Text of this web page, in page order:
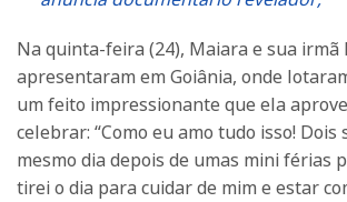
Na quinta-feira (24), Maiara e sua irmã
apresentaram em Goiânia, onde
um feito impressionante que ela
celebrar: “Como eu amo tudo isso! Dois
mesmo dia depois de umas mini férias
tirei o dia para cuidar de mim e estar